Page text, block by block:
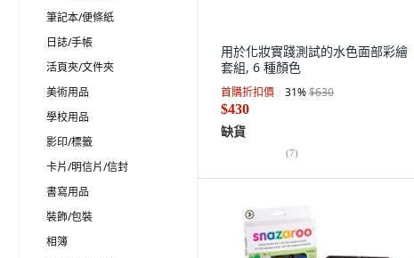
筆記本/便條紙
日誌/手帳
活頁夾/文件夾
美術用品
學校用品
影印/標籤
卡片/明信片/信封
書寫用品
裝飾/包裝
相簿
用於化妝實踐測試的水色面部彩繪
套組, 6 種顏色
首購折扣價 31%$630
$430
缺貨
(7)